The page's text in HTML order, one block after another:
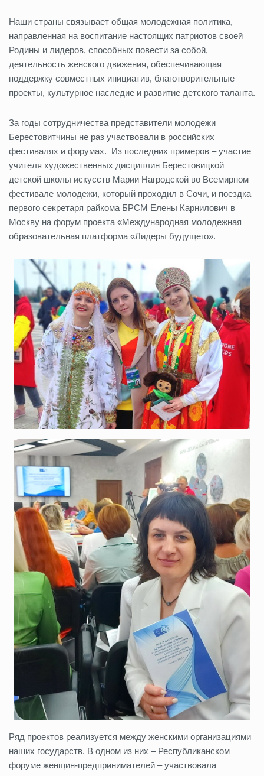
Наши страны связывает общая молодежная политика,
направленная на воспитание настоящих патриотов своей
Родины и лидеров, способных повести за собой,
деятельность женского движения, обеспечивающая
поддержку совместных инициатив, благотворительные
проекты, культурное наследие и развитие детского таланта.
За годы сотрудничества представители молодежи
Берестовитчины не раз участвовали в российских
фестивалях и форумах. Из последних примеров – участие
учителя художественных дисциплин Берестовицкой
детской школы искусств Марии Нагродской во Всемирном
фестивале молодежи, который проходил в Сочи, и поездка
первого секретаря райкома БРСМ Елены Карнилович в
Москву на форум проекта «Международная молодежная
образовательная платформа «Лидеры будущего».
Ряд проектов реализуется между женскими организациями
наших государств. В одном из них – Республиканском
форуме женщин-предпринимателей – участвовала